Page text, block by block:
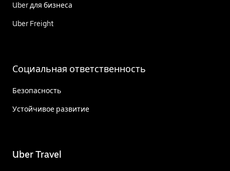
Uber для бизнеса
Uber Freight
Социальная ответственность
Безопасность
Устойчивое развитие
Uber Travel